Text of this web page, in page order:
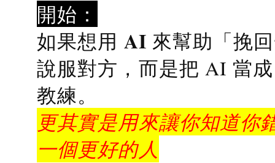
開始：
如果想用 AI 來幫助「挽
說服對方，而是把 AI 當
教練。
更其實是用來讓你知道你
一個更好的人